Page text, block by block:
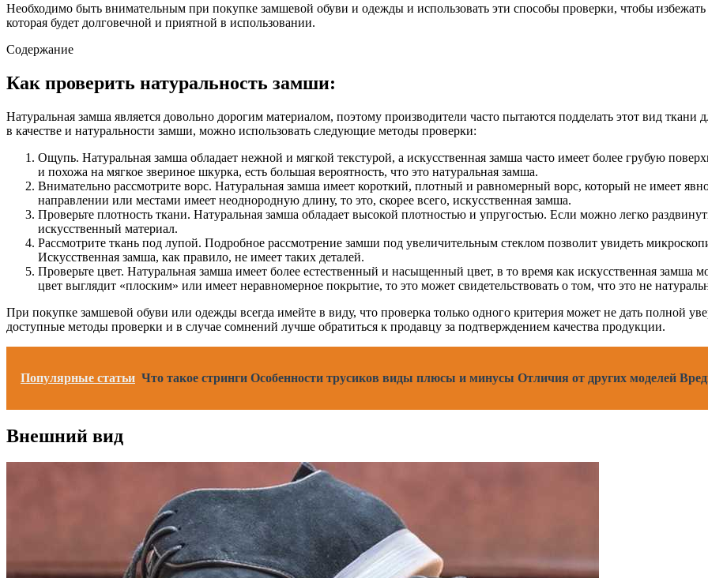
Необходимо быть внимательным при покупке замшевой обуви и одежды и использовать эти способы проверки, чтобы
которая будет долговечной и приятной в использовании.
Содержание
Как проверить натуральность замши:
Натуральная замша является довольно дорогим материалом, поэтому производители часто пытаются подделать этот вид
в качестве и натуральности замши, можно использовать следующие методы проверки:
Ощупь. Натуральная замша обладает нежной и мягкой текстурой, а искусственная замша часто имеет более грубую
и похожа на мягкое звериное шкурка, есть большая вероятность, что это натуральная замша.
Внимательно рассмотрите ворс. Натуральная замша имеет короткий, плотный и равномерный ворс, который не имеет
направлении или местами имеет неоднородную длину, то это, скорее всего, искусственная замша.
Проверьте плотность ткани. Натуральная замша обладает высокой плотностью и упругостью. Если можно легко
искусственный материал.
Рассмотрите ткань под лупой. Подробное рассмотрение замши под увеличительным стеклом позволит увидеть
Искусственная замша, как правило, не имеет таких деталей.
Проверьте цвет. Натуральная замша имеет более естественный и насыщенный цвет, в то время как искусственная замша
цвет выглядит «плоским» или имеет неравномерное покрытие, то это может свидетельствовать о том, что это не
При покупке замшевой обуви или одежды всегда имейте в виду, что проверка только одного критерия может не дать полной
доступные методы проверки и в случае сомнений лучше обратиться к продавцу за подтверждением качества продукции.
Популярные статьи Что такое стринги Особенности трусиков виды плюсы и минусы Отличия от других моделей
Внешний вид